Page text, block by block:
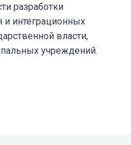
разработки
и интеграционных
власти,
учреждений.